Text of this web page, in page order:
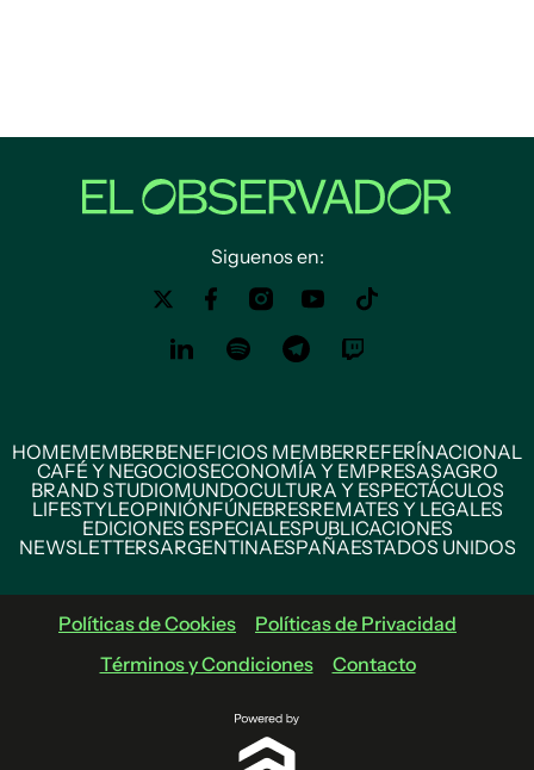
Siguenos en:
HOMEMEMBERBENEFICIOS MEMBERREFERÍNACIONAL
CAFÉ Y NEGOCIOSECONOMÍA Y EMPRESASAGRO
BRAND STUDIOMUNDOCULTURA Y ESPECTÁCULOS
LIFESTYLEOPINIÓNFÚNEBRESREMATES Y LEGALES
EDICIONES ESPECIALESPUBLICACIONES
NEWSLETTERSARGENTINAESPAÑAESTADOS UNIDOS
Políticas de Cookies
Políticas de Privacidad
Términos y Condiciones
Contacto